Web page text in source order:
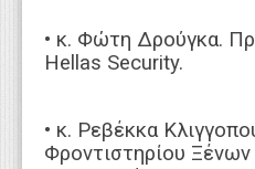
• κ. Φώτη Δρούγκα.
Hellas Security.
• κ. Ρεβέκκα
Φροντιστηρίου